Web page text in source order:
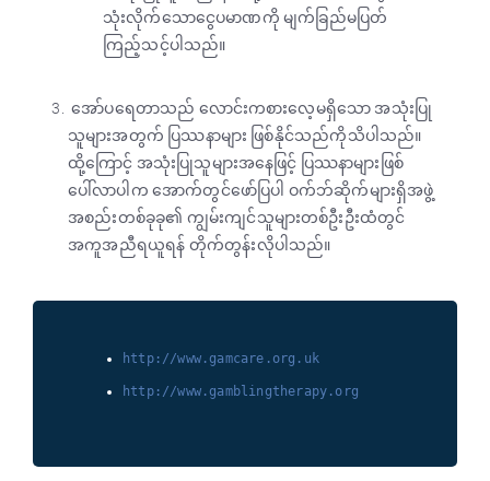
သုံးလိုက်သောငွေပမာဏကို မျက်ခြည်မပြတ်
ကြည့်သင့်ပါသည်။
အော်ပရေတာသည် လောင်းကစားလေ့မရှိသော အသုံးပြု
သူများအတွက် ပြဿနာများ ဖြစ်နိုင်သည်ကိုသိပါသည်။
ထို့ကြောင့် အသုံးပြုသူများအနေဖြင့် ပြဿနာများဖြစ်
ပေါ်လာပါက အောက်တွင်ဖော်ပြပါ ဝက်ဘ်ဆိုက်များရှိအဖွဲ့
အစည်းတစ်ခုခု၏ ကျွမ်းကျင်သူများတစ်ဦးဦးထံတွင်
အကူအညီရယူရန် တိုက်တွန်းလိုပါသည်။
http://www.gamcare.org.uk
http://www.gamblingtherapy.org